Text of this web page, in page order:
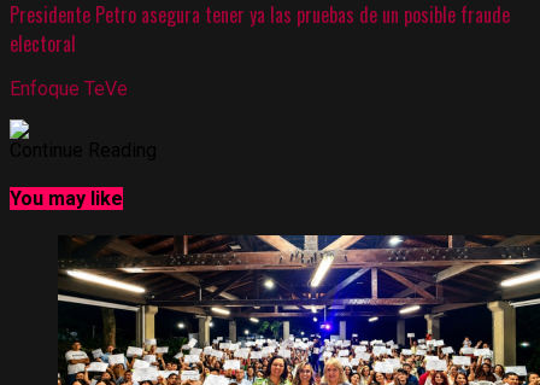
Presidente Petro asegura tener ya las pruebas de un posible fraude
electoral
Enfoque TeVe
You may like